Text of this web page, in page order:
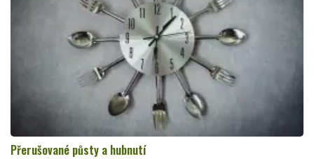
Přerušované půsty a hubnutí